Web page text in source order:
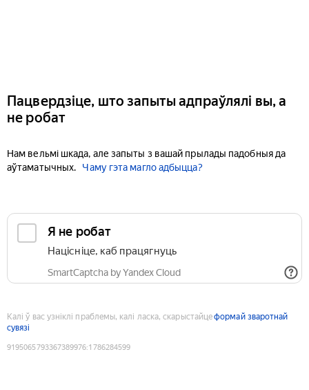
Пацвердзіце, што запыты адпраўлялі вы, а
не робат
Нам вельмі шкада, але запыты з вашай прылады падобныя да
аўтаматычных.
Чаму гэта магло адбыцца?
Я не робат
Націсніце, каб працягнуць
SmartCaptcha by Yandex Cloud
Калі ў вас узніклі праблемы, калі ласка, скарыстайцеформай зваротнай
сувязі
9195065793367389976:1786284599